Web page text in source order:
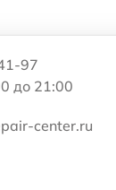
97
до 21:00
center.ru